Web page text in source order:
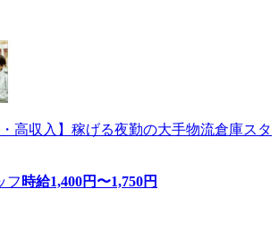
高収入】稼げる夜勤の大手物流倉庫スタ
フ 時給1,400円〜1,750円